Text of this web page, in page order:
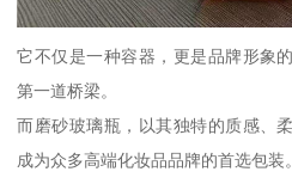
它不仅是一种容器，更是品牌形象
第一道桥梁。
而磨砂玻璃瓶，以其独特的质感、
成为众多高端化妆品品牌的首选包装。